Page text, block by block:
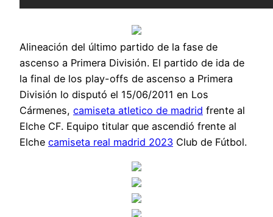
Alineación del último partido de la fase de
ascenso a Primera División. El partido de ida de
la final de los play-offs de ascenso a Primera
División lo disputó el 15/06/2011 en Los
Cármenes, camiseta atletico de madrid frente al
Elche CF. Equipo titular que ascendió frente al
Elche camiseta real madrid 2023 Club de Fútbol.